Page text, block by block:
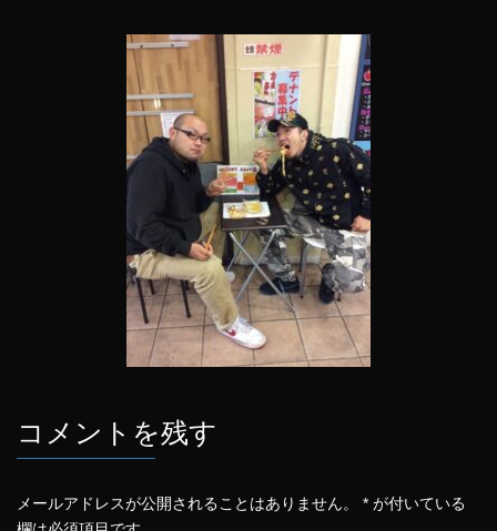
コメントを残す
メールアドレスが公開されることはありません。 * が付いている